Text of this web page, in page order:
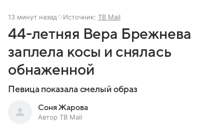
13 минут назад Источник: ТВ Mail
44-летняя Вера Брежнева
заплела косы и снялась
обнаженной
Певица показала смелый образ
Соня Жарова
Автор ТВ Mail